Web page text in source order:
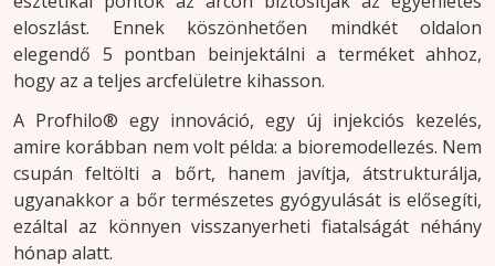
eloszlást. Ennek köszönhetően mindkét oldalon
elegendő 5 pontban beinjektálni a terméket ahhoz,
hogy az a teljes arcfelületre kihasson.
A Profhilo® egy innováció, egy új injekciós kezelés,
amire korábban nem volt példa: a bioremodellezés. Nem
csupán feltölti a bőrt, hanem javítja, átstrukturálja,
ugyanakkor a bőr természetes gyógyulását is elősegíti,
ezáltal az könnyen visszanyerheti fiatalságát néhány
hónap alatt.